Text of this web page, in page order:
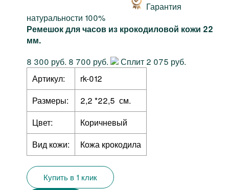
Гарантия
натуральности 100%
Ремешок для часов из крокодиловой кожи 22
мм.
8 300 руб. 8 700 руб.
Сплит 2 075 руб.
Артикул:
rk-012
Размеры:
2,2 *22,5 см.
Цвет:
Коричневый
Вид кожи:
Кожа крокодила
Купить в 1 клик